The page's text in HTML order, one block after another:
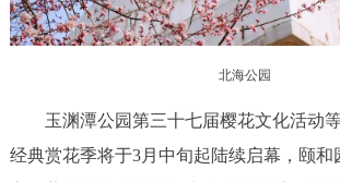
DEUTSCH FRANÇAIS
ITALIANO
北海公园
玉渊潭公园第三十七届樱花文化活动等
经典赏花季将于3月中旬起陆续启幕，颐和